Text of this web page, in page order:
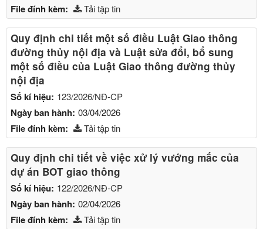
File đính kèm: Tải tập tin
Quy định chi tiết một số điều Luật Giao thông
đường thủy nội địa và Luật sửa đổi, bổ sung
một số điều của Luật Giao thông đường thủy
nội địa
Số kí hiệu: 123/2026/NĐ-CP
Ngày ban hành: 03/04/2026
File đính kèm: Tải tập tin
Quy định chi tiết về việc xử lý vướng mắc của
dự án BOT giao thông
Số kí hiệu: 122/2026/NĐ-CP
Ngày ban hành: 02/04/2026
File đính kèm: Tải tập tin